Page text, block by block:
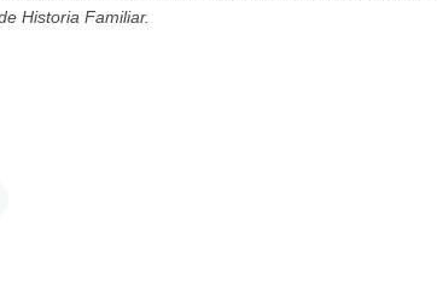
Historia Familiar.